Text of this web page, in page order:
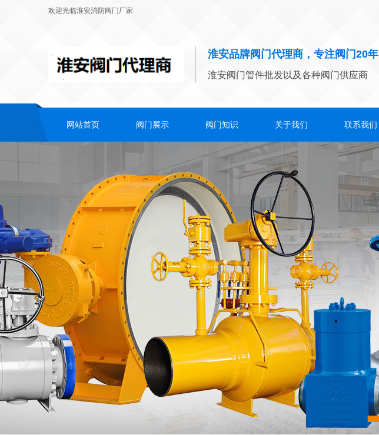
欢迎光临淮安消防阀门厂家
淮安品牌阀门代理商，专注阀门20年
淮安阀门管件批发以及各种阀门供应商
网站首页 阀门展示 阀门知识 关于我们 联系我们